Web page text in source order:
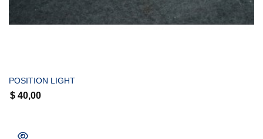
POSITION LIGHT
$ 40,00